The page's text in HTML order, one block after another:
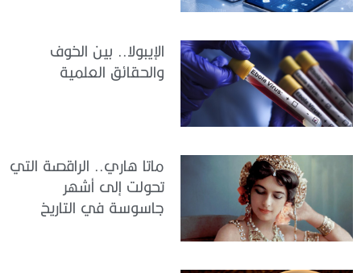
الإيبولا.. بين الخوف
والحقائق العلمية
ماتا هاري.. الراقصة التي
تحولت إلى أشهر
جاسوسة في التاريخ